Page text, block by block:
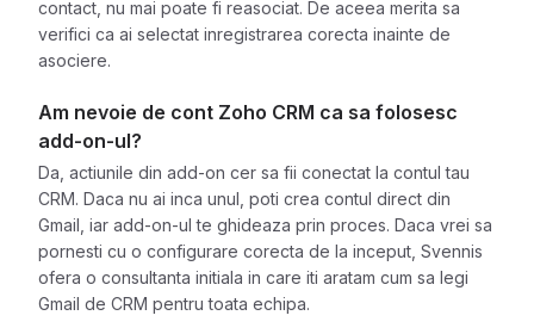
contact, nu mai poate fi reasociat. De aceea merita sa
verifici ca ai selectat inregistrarea corecta inainte de
asociere.
Am nevoie de cont Zoho CRM ca sa folosesc
add-on-ul?
Da, actiunile din add-on cer sa fii conectat la contul tau
CRM. Daca nu ai inca unul, poti crea contul direct din
Gmail, iar add-on-ul te ghideaza prin proces. Daca vrei sa
pornesti cu o configurare corecta de la inceput, Svennis
ofera o consultanta initiala in care iti aratam cum sa legi
Gmail de CRM pentru toata echipa.